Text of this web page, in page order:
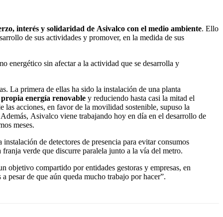
interés y solidaridad de Asivalco con el medio ambiente. Ello
de sus actividades y promover, en la medida de sus
energético sin afectar a la actividad que se desarrolla y
La primera de ellas ha sido la instalación de una planta
energía renovable y reduciendo hasta casi la mitad el
las acciones, en favor de la movilidad sostenible, supuso la
Asivalco viene trabajando hoy en día en el desarrollo de
meses.
de detectores de presencia para evitar consumos
verde que discurre paralela junto a la vía del metro.
objetivo compartido por entidades gestoras y empresas, en
pesar de que aún queda mucho trabajo por hacer”.